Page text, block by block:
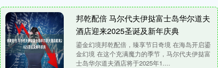
邦乾配倍 马尔代夫伊挞富士岛华尔道夫
酒店迎来2025圣诞及新年庆典
鎏金幻境邦乾配倍，臻享节日奇境 在海岛开启鎏
金幻境 在这个充满魔力的季节，马尔代夫伊挞富
士岛华尔道夫酒店将于2025年1....